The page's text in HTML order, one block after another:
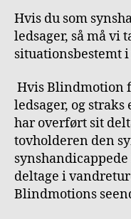
Hvis du som
ledsager, så må vi
situationsbestemt
Hvis Blindmotion
ledsager, og
har overført sit
tovholderen den
deltage i
Blindmotions